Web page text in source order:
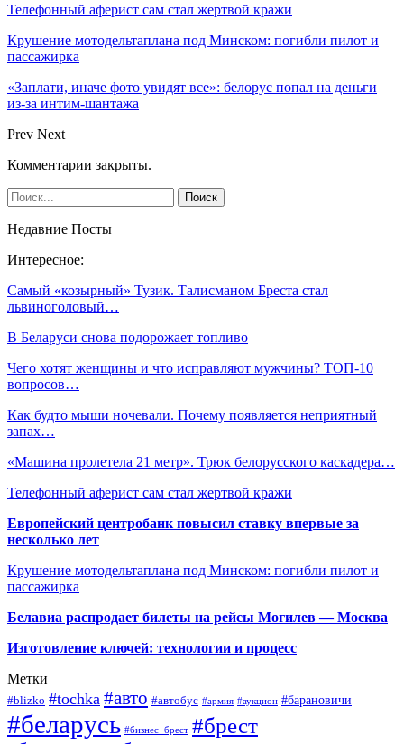
Телефонный аферист сам стал жертвой кражи
Крушение мотодельтаплана под Минском: погибли пилот и
пассажирка
«Заплати, иначе фото увидят все»: белорус попал на деньги
из-за интим-шантажа
Prev Next
Комментарии закрыты.
Недавние Посты
Интересное:
Самый «козырный» Тузик. Талисманом Бреста стал
львиноголовый…
В Беларуси снова подорожает топливо
Чего хотят женщины и что исправляют мужчины? ТОП-10
вопросов…
Как будто мыши ночевали. Почему появляется неприятный
запах…
«Машина пролетела 21 метр». Трюк белорусского каскадера…
Телефонный аферист сам стал жертвой кражи
Европейский центробанк повысил ставку впервые за
несколько лет
Крушение мотодельтаплана под Минском: погибли пилот и
пассажирка
Белавиа распродает билеты на рейсы Могилев — Москва
Изготовление ключей: технологии и процесс
Метки
#blizko #tochka #авто #автобус #армия #аукцион #барановичи
#беларусь #бизнес_брест #брест